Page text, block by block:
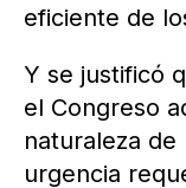
eficiente de
Y se justificó
el Congreso
naturaleza de
urgencia